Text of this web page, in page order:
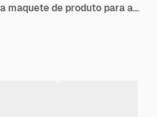
Mulher sorridente segurando uma maquete de produto para a pele